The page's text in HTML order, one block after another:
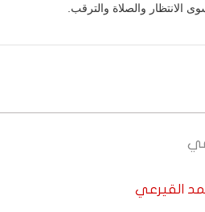
الانتظار والصلاة والترقب.
القيرعي